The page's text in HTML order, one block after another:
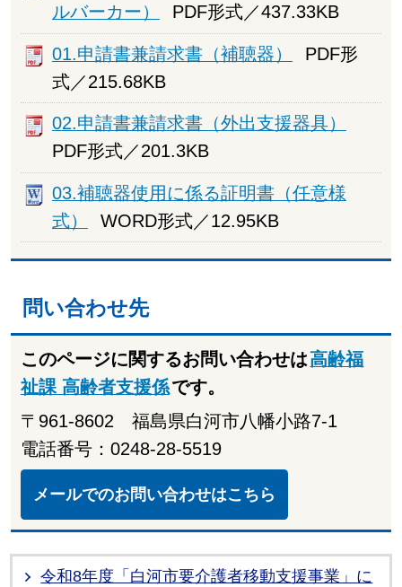
ルバーカー）
PDF形式／437.33KB
01.申請書兼請求書（補聴器）
PDF形
式／215.68KB
02.申請書兼請求書（外出支援器具）
PDF形式／201.3KB
03.補聴器使用に係る証明書（任意様
式）
WORD形式／12.95KB
問い合わせ先
このページに関するお問い合わせは高齢福
祉課 高齢者支援係です。
〒961-8602 福島県白河市八幡小路7-1
電話番号：0248-28-5519
メールでのお問い合わせはこちら
令和8年度「白河市要介護者移動支援事業」に